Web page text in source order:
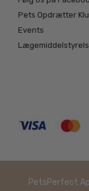
Pets Opdrætter
Events
PetsPerfect